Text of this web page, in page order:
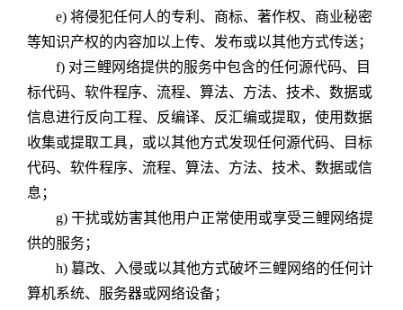
e) 将侵犯任何人的专利、商标、著作权、商业秘密
等知识产权的内容加以上传、发布或以其他方式传送；
f) 对三鲤网络提供的服务中包含的任何源代码、目
标代码、软件程序、流程、算法、方法、技术、数据或
信息进行反向工程、反编译、反汇编或提取，使用数据
收集或提取工具，或以其他方式发现任何源代码、目标
代码、软件程序、流程、算法、方法、技术、数据或信
息；
g) 干扰或妨害其他用户正常使用或享受三鲤网络提
供的服务；
h) 篡改、入侵或以其他方式破坏三鲤网络的任何计
算机系统、服务器或网络设备；